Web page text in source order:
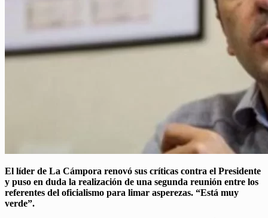
El líder de La Cámpora renovó sus críticas contra el Presidente
y puso en duda la realización de una segunda reunión entre los
referentes del oficialismo para limar asperezas. “Está muy
verde”.